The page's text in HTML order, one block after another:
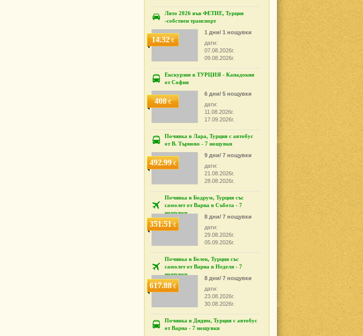
Лято 2026 във ФЕТИЕ, Турция
-собствен транспорт
14.32€
1 дни/ 1 нощувки
дати:
07.08.2026г.
09.08.2026г.
Екскурзия в ТУРЦИЯ - Кападокия
от София
408€
6 дни/ 5 нощувки
дати:
11.08.2026г.
17.09.2026г.
Почивка в Лара, Турция с автобус
от В. Търново - 7 нощувки
492.99€
9 дни/ 7 нощувки
дати:
21.08.2026г.
28.08.2026г.
Почивка в Бодрум, Турция със
самолет от Варна в Събота - 7
нощувки
351.51€
8 дни/ 7 нощувки
дати:
29.08.2026г.
05.09.2026г.
Почивка в Белек, Турция със
самолет от Варна в Неделя - 7
нощувки
617.88€
8 дни/ 7 нощувки
дати:
23.08.2026г.
30.08.2026г.
Почивка в Дидим, Турция с автобус
от Варна - 7 нощувки